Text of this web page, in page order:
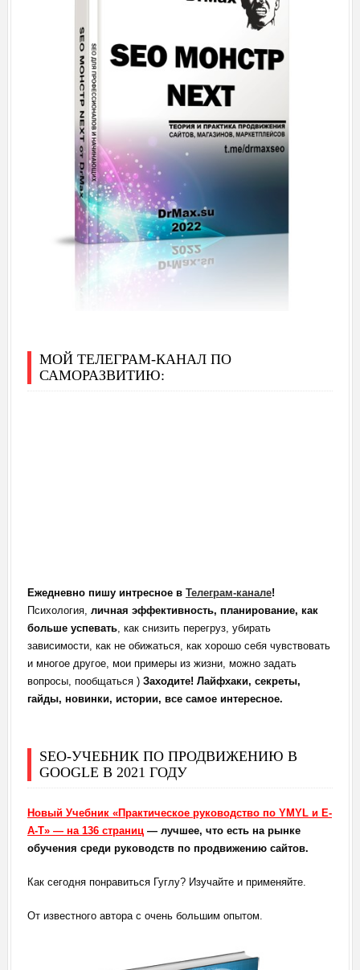
МОЙ ТЕЛЕГРАМ-КАНАЛ ПО
САМОРАЗВИТИЮ:
Ежедневно пишу интресное в Телеграм-канале!
Психология, личная эффективность, планирование, как
больше успевать, как снизить перегруз, убирать
зависимости, как не обижаться, как хорошо себя чувствовать
и многое другое, мои примеры из жизни, можно задать
вопросы, пообщаться ) Заходите! Лайфхаки, секреты,
гайды, новинки, истории, все самое интересное.
SEO-УЧЕБНИК ПО ПРОДВИЖЕНИЮ В
GOOGLE В 2021 ГОДУ
Новый Учебник «Практическое руководство по YMYL и E-
A-T» — на 136 страниц— лучшее, что есть на рынке
обучения среди руководств по продвижению сайтов.
Как сегодня понравиться Гуглу? Изучайте и применяйте.
От известного автора с очень большим опытом.